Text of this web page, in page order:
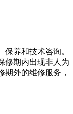
养和技术咨询。
修期内出现非人为
期外的维修服务，